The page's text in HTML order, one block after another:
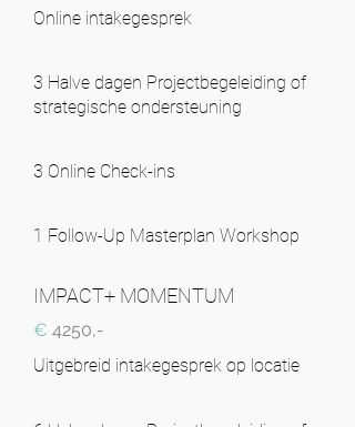
Online intakegesprek
3 Halve dagen Projectbegeleiding of
strategische ondersteuning
3 Online Check-ins
1 Follow-Up Masterplan Workshop
IMPACT+ MOMENTUM
€ 4250,-
Uitgebreid intakegesprek op locatie